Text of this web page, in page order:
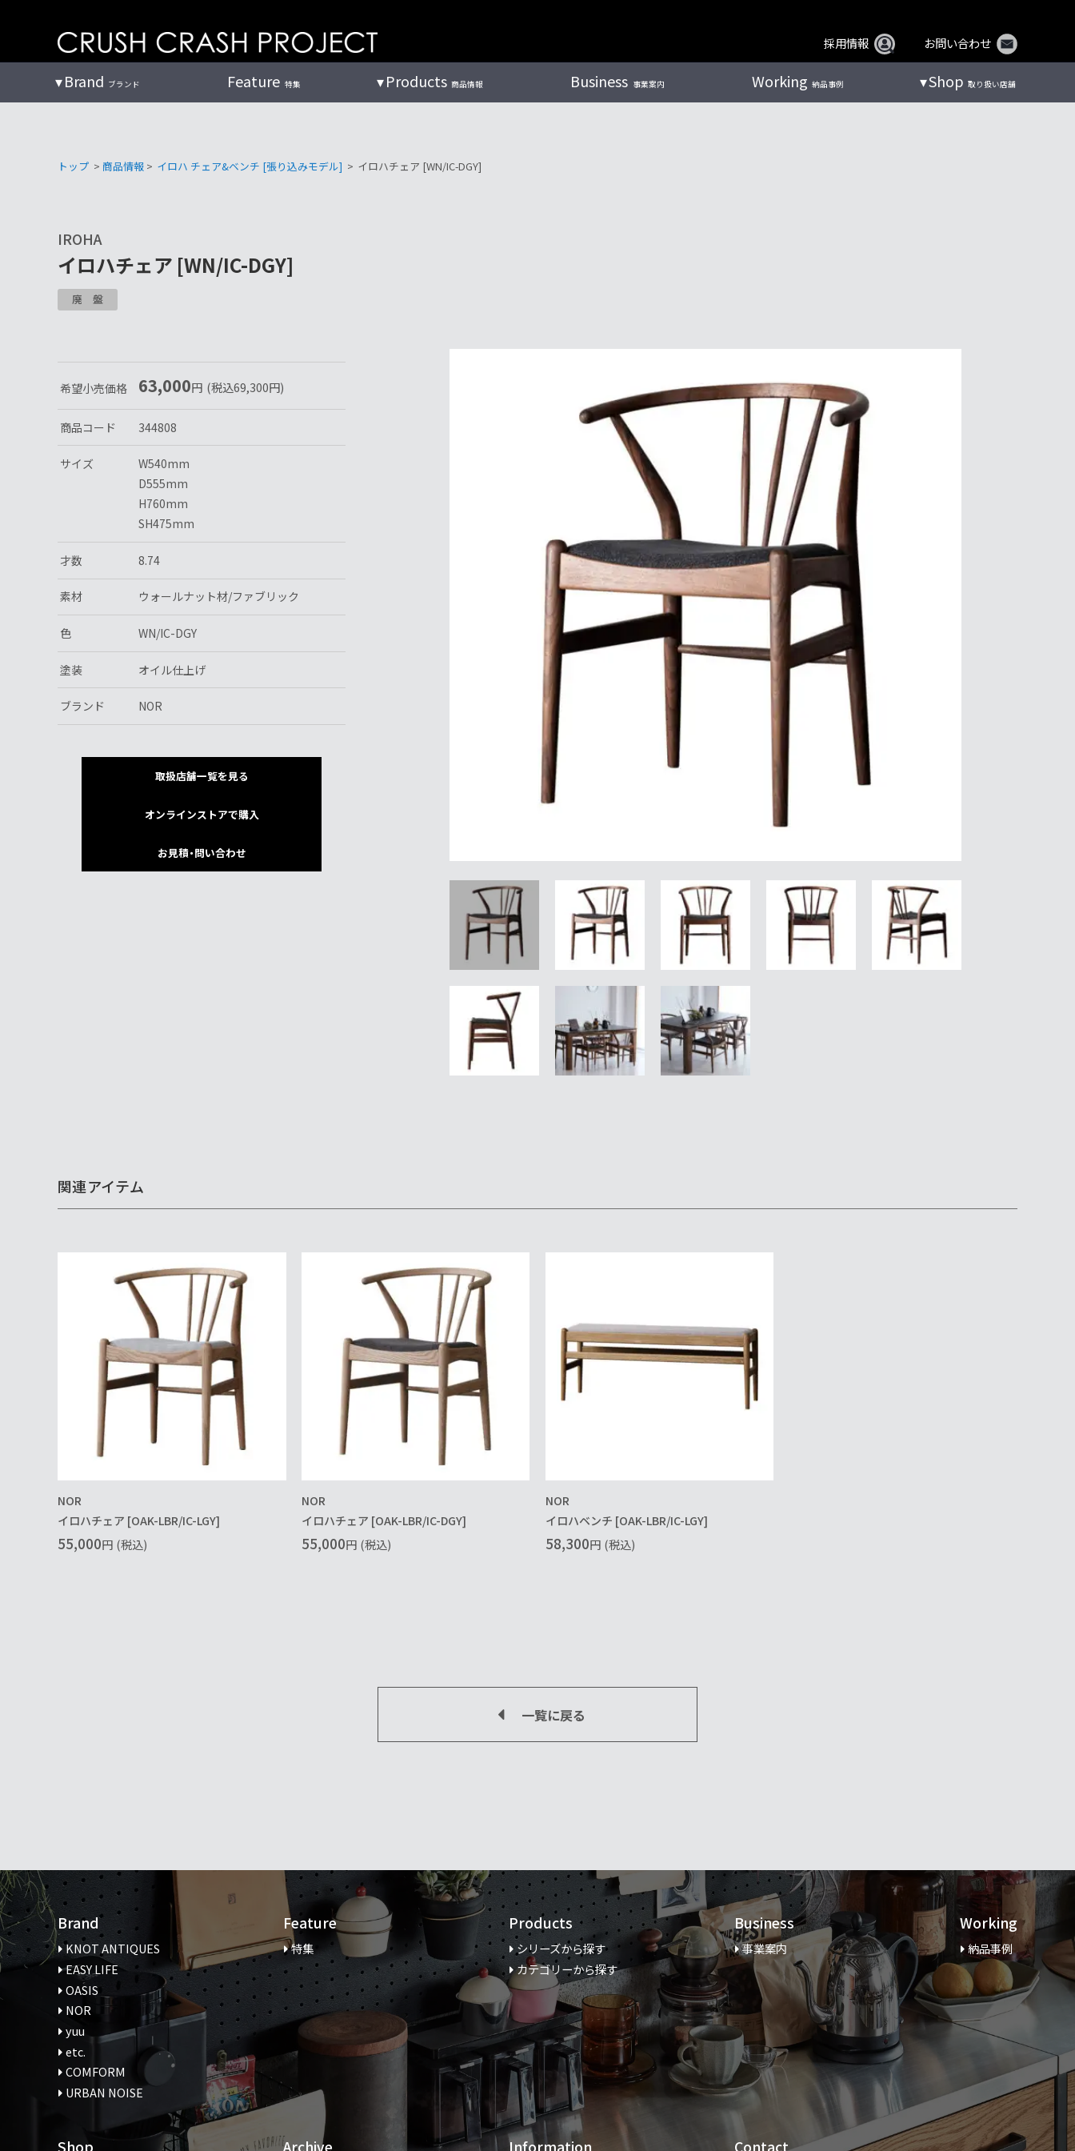
ツ
採用情報 お問い合わせ
Brand ブランド Feature 特集 Products 商品情報 Business 事業案内 Working 納品事例 Shop 取り扱い店舗
トップ > 商品情報> イロハ チェア&ベンチ [張り込みモデル] > イロハチェア [WN/IC-DGY]
IROHA
イロハチェア [WN/IC-DGY]
廃盤
希望小売価格 63,000円 (税込69,300円)
商品コード 344808
サイズ
W540mm
D555mm
H760mm
SH475mm
才数 8.74
素材 ウォールナット材/ファブリック
色 WN/IC-DGY
塗装 オイル仕上げ
ブランド NOR
取扱店舗一覧を見る
オンラインストアで購入
お見積・問い合わせ
関連アイテム
NOR
イロハチェア [OAK-LBR/IC-LGY]
55,000円 (税込)
NOR
イロハチェア [OAK-LBR/IC-DGY]
55,000円 (税込)
NOR
イロハベンチ [OAK-LBR/IC-LGY]
58,300円 (税込)
一覧に戻る
Brand
KNOT ANTIQUES
EASY LIFE
OASIS
NOR
yuu
etc.
COMFORM
URBAN NOISE
Feature
特集
Products
シリーズから探す
カテゴリーから探す
Business
事業案内
Working
納品事例